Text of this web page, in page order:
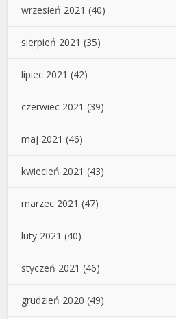
wrzesień 2021 (40)
sierpień 2021 (35)
lipiec 2021 (42)
czerwiec 2021 (39)
maj 2021 (46)
kwiecień 2021 (43)
marzec 2021 (47)
luty 2021 (40)
styczeń 2021 (46)
grudzień 2020 (49)